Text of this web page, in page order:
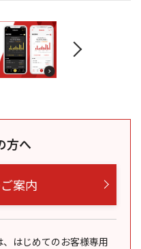
方へ
案内
はじめてのお客様専用